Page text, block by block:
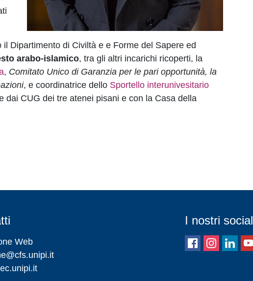
il Dipartimento di Civiltà e e Forme del Sapere ed
arabo-islamico, tra gli altri incarichi ricoperti, la
, Comitato Unico di Garanzia per le pari opportunità, la
, e coordinatrice dello Sportello interunivesitario
dai CUG dei tre atenei pisani e con la Casa della
Web
I nostri social